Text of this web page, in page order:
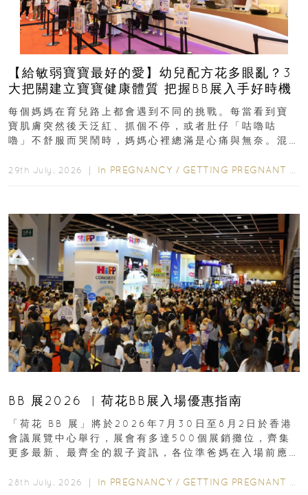
【給敏弱寶寶最好的愛】幼兒配方花多眼亂？3
大把關建立寶寶健康體質 把握BB展入手好時機
每個媽媽在育兒路上都會遇到不同的挑戰。每當看到寶
寶肌膚突然後天泛紅、抓個不停，或者肚仔「咕嚕咕
嚕」不舒服而哭鬧時，媽媽心裡總滿是心痛與無奈。混
29th July, 2026 ｜ In PREGNANCY / GETTING PREGNANT
BB 展2026 ︳荷花BB展入場優惠指南
「荷花 BB 展」將於2026年7月30日至8月2日於香港
會議展覽中心舉行，展會有多達500個展銷攤位，齊集
更多最新、最齊全的親子資訊，各位準爸媽在入場前應
28th July, 2026 ｜ In PREGNANCY / GETTING PREGNANT